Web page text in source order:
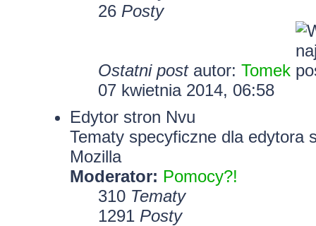
26 Posty
Ostatni postautor: Tomek
07 kwietnia 2014, 06:58
Edytor stron Nvu
Tematy specyficzne dla edytora
Mozilla
Moderator: Pomocy?!
310 Tematy
1291 Posty